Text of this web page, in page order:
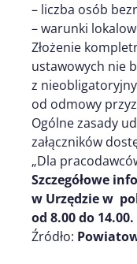
– liczba osób
– warunki
Złożenie
ustawowych nie
z
od odmowy
Ogólne zasady
załączników
„Dla
Szczegółowe
w Urzędzie w
od 8.00 do 14.00.
Źródło: